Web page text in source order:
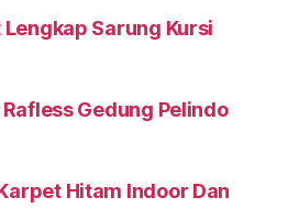
Lengkap Sarung Kursi
Gedung Pelindo
Hitam Indoor Dan